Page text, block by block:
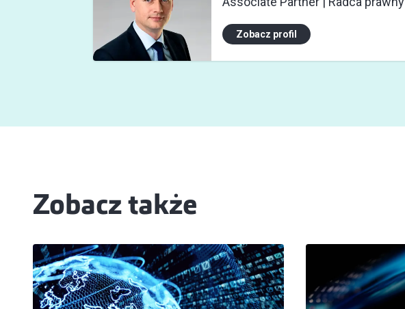
Zobacz profil
Zobacz także